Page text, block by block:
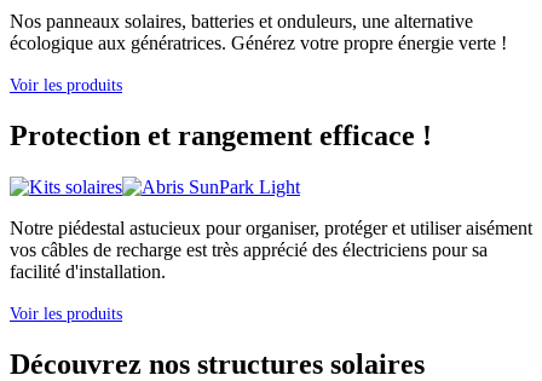
Nos panneaux solaires, batteries et onduleurs, une alternative
écologique aux génératrices. Générez votre propre énergie verte !
Voir les produits
Protection et rangement efficace !
Notre piédestal astucieux pour organiser, protéger et utiliser aisément
vos câbles de recharge est très apprécié des électriciens pour sa
facilité d'installation.
Voir les produits
Découvrez nos structures solaires